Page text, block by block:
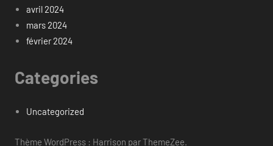
avril 2024
mars 2024
février 2024
Categories
Uncategorized
Thème WordPress : Harrison par ThemeZee.